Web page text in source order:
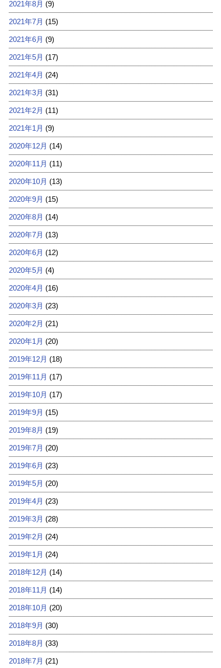
2021年8月 (9)
2021年7月 (15)
2021年6月 (9)
2021年5月 (17)
2021年4月 (24)
2021年3月 (31)
2021年2月 (11)
2021年1月 (9)
2020年12月 (14)
2020年11月 (11)
2020年10月 (13)
2020年9月 (15)
2020年8月 (14)
2020年7月 (13)
2020年6月 (12)
2020年5月 (4)
2020年4月 (16)
2020年3月 (23)
2020年2月 (21)
2020年1月 (20)
2019年12月 (18)
2019年11月 (17)
2019年10月 (17)
2019年9月 (15)
2019年8月 (19)
2019年7月 (20)
2019年6月 (23)
2019年5月 (20)
2019年4月 (23)
2019年3月 (28)
2019年2月 (24)
2019年1月 (24)
2018年12月 (14)
2018年11月 (14)
2018年10月 (20)
2018年9月 (30)
2018年8月 (33)
2018年7月 (21)